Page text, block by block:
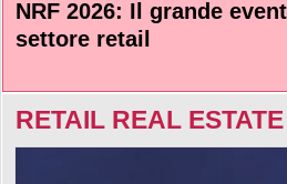
NRF 2026: Il grande
settore retail
RETAIL REAL ESTATE